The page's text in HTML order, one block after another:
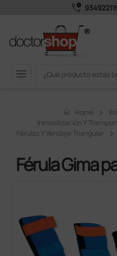
call_quality
menu
home Home
Inmovilización Y
Férulas Y Vendaje Triangular
Férula Gima